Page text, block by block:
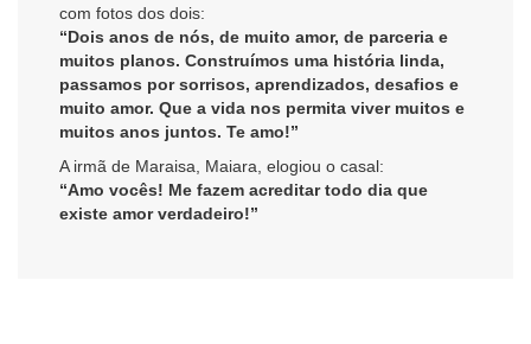
com fotos dos dois:
“Dois anos de nós, de muito amor, de parceria e
muitos planos. Construímos uma história linda,
passamos por sorrisos, aprendizados, desafios e
muito amor. Que a vida nos permita viver muitos e
muitos anos juntos. Te amo!”
A irmã de Maraisa, Maiara, elogiou o casal:
“Amo vocês! Me fazem acreditar todo dia que
existe amor verdadeiro!”